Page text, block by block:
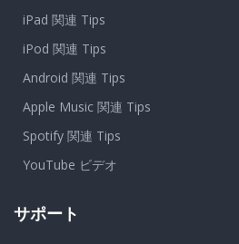
iPad 関連 Tips
iPod 関連 Tips
Android 関連 Tips
Apple Music 関連 Tips
Spotify 関連 Tips
YouTube ビデオ
サポート